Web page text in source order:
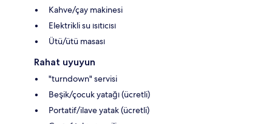
Kahve/çay makinesi
Elektrikli su ısıtıcısı
Ütü/ütü masası
Rahat uyuyun
"turndown" servisi
Beşik/çocuk yatağı (ücretli)
Portatif/ilave yatak (ücretli)